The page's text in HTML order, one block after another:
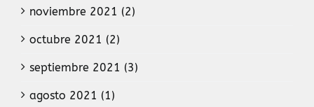
noviembre 2021 (2)
octubre 2021 (2)
septiembre 2021 (3)
agosto 2021 (1)